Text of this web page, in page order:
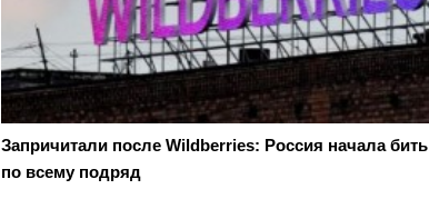
Запричитали после Wildberries: Россия начала бить
по всему подряд